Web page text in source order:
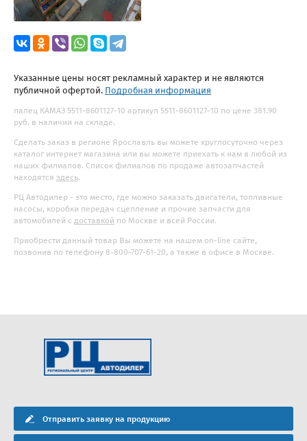
Указанные цены носят рекламный характер и не являются
публичной офертой. Подробная информация
палец КАМАЗ 5511-8601127-10 артикул 5511-8601127-10 по цене 381.90
руб. в наличии на складе.
Сделать заказ в регионе Ярославль вы можете круглосуточно через
каталог интернет магазина или вы можете приехать к нам в любой из
наших филиалов. Список филиалов по продаже автозапчастей
находятся здесь.
РЦ Автодилер - это место, где можно заказать двигатели, топливные
насосы, коробки передач сцепление и прочие запчасти для
автомобилей с доставкой по Москве и всей России.
Приобрести данный товар Вы можете на нашем on-line сайте,
позвонив по телефону 8-800-707-61-20, а также в офисе в Москве.
Отправить заявку на продукцию